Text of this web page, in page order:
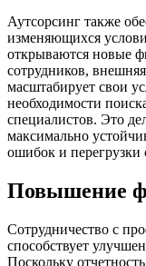
Аутсорсинг также
изменяющихся
открываются новые
сотрудников,
масштабирует свои
необходимости
специалистов. Это
максимально
ошибок и перегрузки
Повышение
Сотрудничество с
способствует
Поскольку